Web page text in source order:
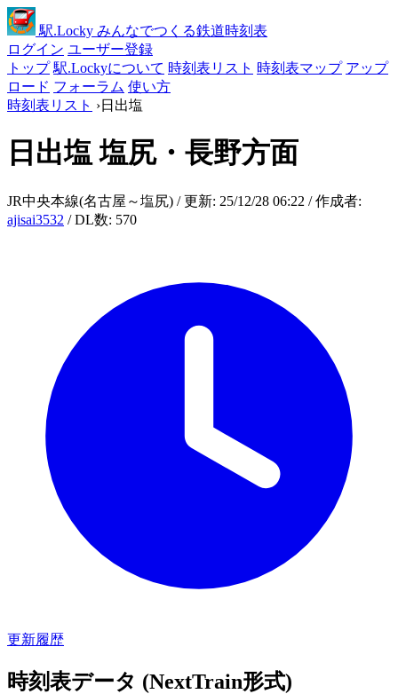
駅.Locky みんなでつくる鉄道時刻表
ログイン ユーザー登録
トップ 駅.Lockyについて 時刻表リスト 時刻表マップ アップ
ロード フォーラム 使い方
時刻表リスト ›日出塩
日出塩塩尻・長野方面
JR中央本線(名古屋～塩尻) / 更新: 25/12/28 06:22 / 作成者:
ajisai3532 / DL数: 570
更新履歴
時刻表データ (NextTrain形式)